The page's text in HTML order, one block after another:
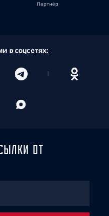
Партнёр
в соцсетях:
ОТ